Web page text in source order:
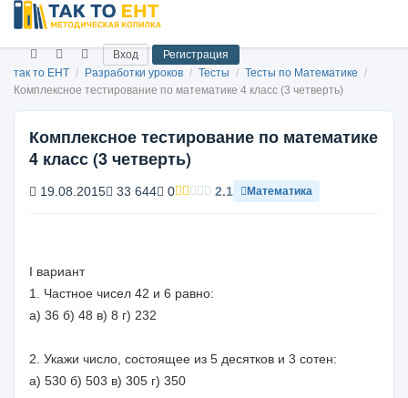
Вход
Регистрация
так то ЕНТ / Разработки уроков / Тесты / Тесты по Математике /
Комплексное тестирование по математике 4 класс (3 четверть)
Комплексное тестирование по математике
4 класс (3 четверть)
19.08.2015 33 644 0 2.1 Математика
I вариант
1. Частное чисел 42 и 6 равно:
а) 36 б) 48 в) 8 г) 232
2. Укажи число, состоящее из 5 десятков и 3 сотен:
а) 530 б) 503 в) 305 г) 350